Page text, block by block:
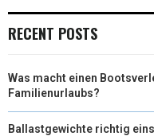
RECENT POSTS
Was macht einen
Familienurlaubs?
Ballastgewichte richtig